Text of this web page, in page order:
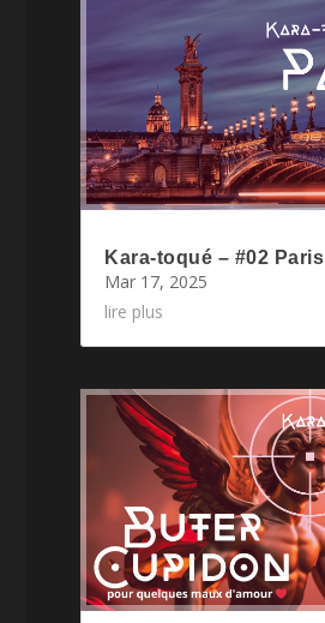
Kara-toqué – #02 Paris
Mar 17, 2025
lire plus